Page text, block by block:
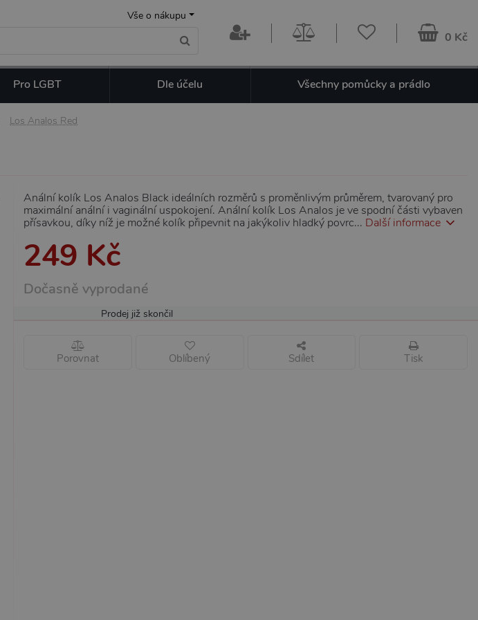
Vše o nákupu
0 Kč
Pro LGBT Dle účelu Všechny pomůcky a prádlo
Los Analos Red
Anální kolík Los Analos Black ideálních rozměrů s proměnlivým průměrem, tvarovaný pro
maximální anální i vaginální uspokojení. Anální kolík Los Analos je ve spodní části vybaven
přísavkou, díky níž je možné kolík připevnit na jakýkoliv hladký povrc... Další informace
249 Kč
Dočasně vyprodané
Prodej již skončil
Porovnat Oblíbený Sdílet Tisk